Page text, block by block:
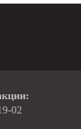
02